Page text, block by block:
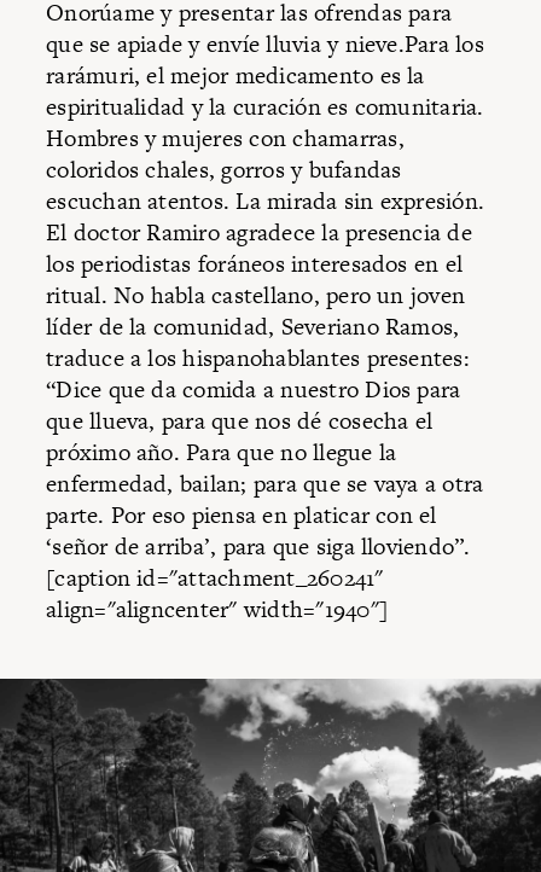
Onorúame y presentar las ofrendas para
que se apiade y envíe lluvia y nieve.Para los
rarámuri, el mejor medicamento es la
espiritualidad y la curación es comunitaria.
Hombres y mujeres con chamarras,
coloridos chales, gorros y bufandas
escuchan atentos. La mirada sin expresión.
El doctor Ramiro agradece la presencia de
los periodistas foráneos interesados en el
ritual. No habla castellano, pero un joven
líder de la comunidad, Severiano Ramos,
traduce a los hispanohablantes presentes:
“Dice que da comida a nuestro Dios para
que llueva, para que nos dé cosecha el
próximo año. Para que no llegue la
enfermedad, bailan; para que se vaya a otra
parte. Por eso piensa en platicar con el
‘señor de arriba’, para que siga lloviendo”.
[caption id="attachment_260241"
align="aligncenter" width="1940"]